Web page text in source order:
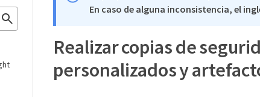
En caso de alguna inconsistencia, el
Realizar copias de
personalizados y